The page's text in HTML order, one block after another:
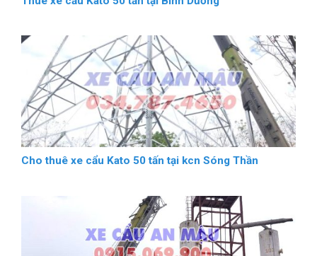
Cho thuê xe cẩu Kato 50 tấn tại kcn Sóng Thần